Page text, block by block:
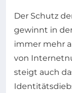
Der Schutz
gewinnt in
immer mehr
von
steigt auch